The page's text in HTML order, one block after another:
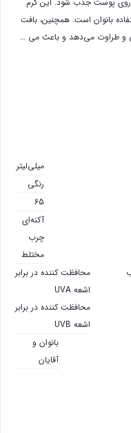
بانوان است. همچنین، بافت
و طراوت می‌دهد و باعث می …
میلی‌لیتر
رنگی
65
آکنه‌ای
چرب
مختلط
محافظت کننده در برابر
اشعه UVA
محافظت کننده در برابر
اشعه UVB
بانوان و
آقایان